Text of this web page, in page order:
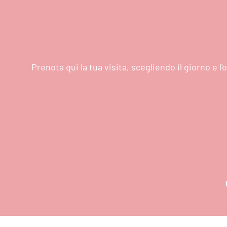
Prenota qui la tua visita, scegliendo il giorno e